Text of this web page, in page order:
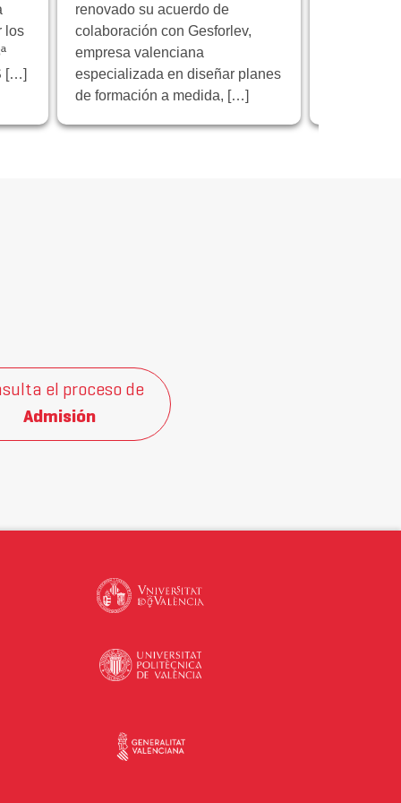
los
[…]
renovado su acuerdo de
colaboración con Gesforlev,
empresa valenciana
especializada en diseñar planes
de formación a medida, […]
el proceso de
Admisión